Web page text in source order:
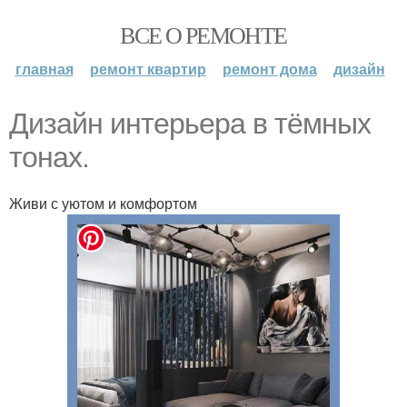
ВСЕ О РЕМОНТЕ
главная ремонт квартир ремонт дома дизайн
Дизайн интерьера в тёмных
тонах.
Живи с уютом и комфортом